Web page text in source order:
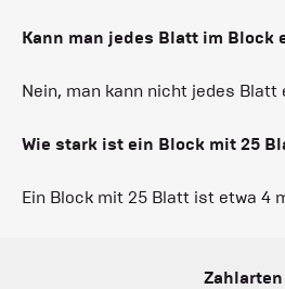
Kann man jedes Blatt im Block
Nein, man kann nicht jedes Blatt
Wie stark ist ein Block mit 25
Ein Block mit 25 Blatt ist etwa 4
Zahlarten